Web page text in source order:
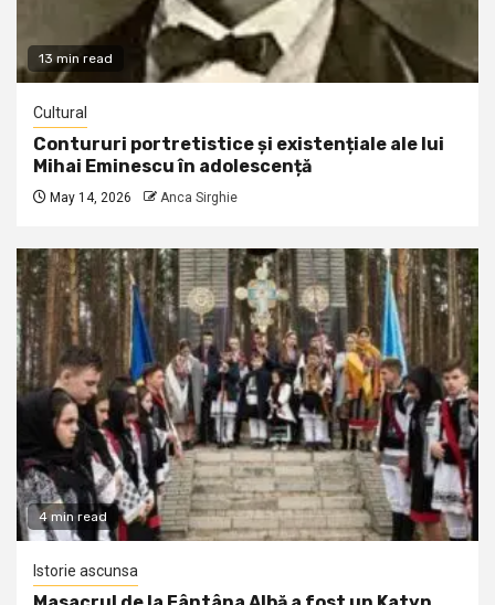
13 min read
Cultural
Contururi portretistice și existențiale ale lui
Mihai Eminescu în adolescență
May 14, 2026 Anca Sirghie
4 min read
Istorie ascunsa